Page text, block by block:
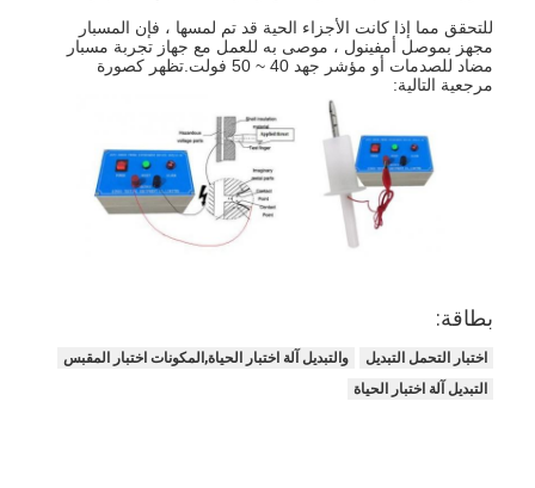
للتحقق مما إذا كانت الأجزاء الحية قد تم لمسها ، فإن المسبار
مجهز بموصل أمفينول ، موصى به للعمل مع جهاز تجربة مسبار
مضاد للصدمات أو مؤشر جهد 40 ~ 50 فولت.تظهر كصورة
مرجعية التالية:
بطاقة:
اختبار التحمل التبديل
والتبديل آلة اختبار الحياة,المكونات اختبار المقبس
التبديل آلة اختبار الحياة